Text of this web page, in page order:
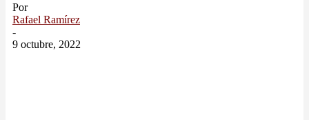
Por
Rafael Ramírez
-
9 octubre, 2022